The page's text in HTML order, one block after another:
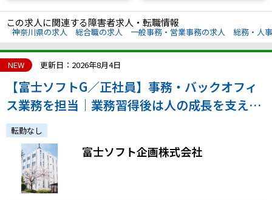
この求人に関連する障害者求人・転職情報
神奈川県の求人 総合職の求人 一般事務・営業事務の求人 総務・人
NEW 更新日：2026年8月4日
【富士ソフトG／正社員】事務・バックオフィ
ス業務を担当｜業務習得後は人の成長を支える
役割へ、育成や業務設計に携わりステップアッ
プ！（本社勤務・年休125日）
転勤なし
富士ソフト企画株式会社